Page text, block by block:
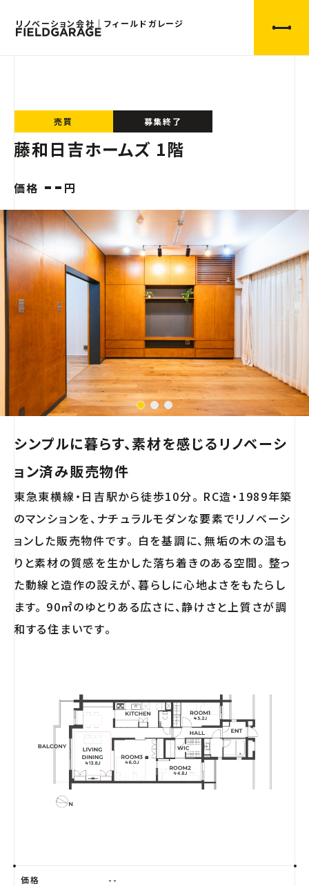
リノベーション会社｜フィールドガレージ
売買 募集終了
藤和日吉ホームズ 1階
価格 -- 円
シンプルに暮らす、素材を感じるリノベーシ
ョン済み販売物件
東急東横線・日吉駅から徒歩10分。 RC造・1989年築
のマンションを、ナチュラルモダンな要素でリノベーシ
ョンした販売物件です。 白を基調に、無垢の木の温も
りと素材の質感を生かした落ち着きのある空間。 整っ
た動線と造作の設えが、暮らしに心地よさをもたらし
ます。 90㎡のゆとりある広さに、静けさと上質さが調
和する住まいです。
価格 --